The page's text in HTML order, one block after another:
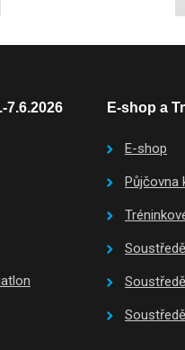
7.6.2026 E-shop a
E-shop
Půjčovna